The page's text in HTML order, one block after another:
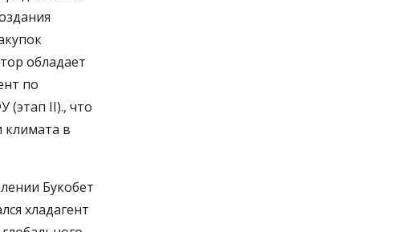
обладает
по
(этап II)., что
климата в
Букобет
хладагент